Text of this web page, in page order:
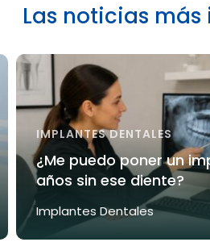
Las noticias más
IMPLANTES DENTALES
¿Me puedo poner un
años sin ese diente?
Implantes Dentales